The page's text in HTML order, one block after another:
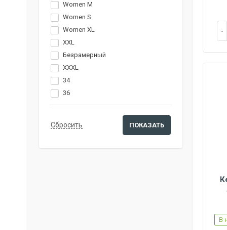
Women M
Women S
Women XL
XXL
Безрамерный
XXXL
34
36
В